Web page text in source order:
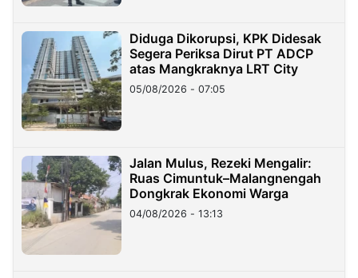
Diduga Dikorupsi, KPK Didesak
Segera Periksa Dirut PT ADCP
atas Mangkraknya LRT City
05/08/2026 - 07:05
Jalan Mulus, Rezeki Mengalir:
Ruas Cimuntuk–Malangnengah
Dongkrak Ekonomi Warga
04/08/2026 - 13:13